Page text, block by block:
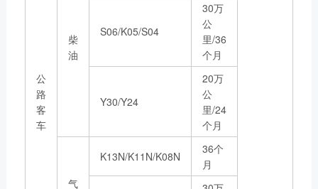
市场部、6400多家服务
站、6000多家配件销售
网点；在亚洲、美洲、非
洲、欧洲等地设立了21
个销售大区、8个船电驻
外营销中心，490多家服
服一体代理商，1500多
个服务网点
广东、江苏、安徽、湖
北、重庆、辽宁等地均有
产业基地布局。
了解更多
获取更多帮助
公
路
客
车
柴
油
S06/K05/S04
30万
公
里/36
个月
Y30/Y24
20万
公
里/24
个月
气
K13N/K11N/K08N
36个
月